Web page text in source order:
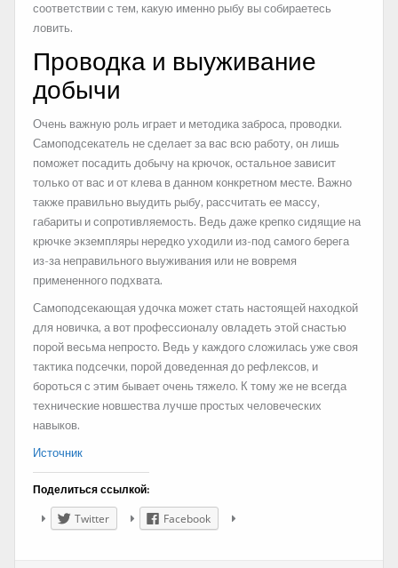
соответствии с тем, какую именно рыбу вы собираетесь
ловить.
Проводка и выуживание
добычи
Очень важную роль играет и методика заброса, проводки.
Самоподсекатель не сделает за вас всю работу, он лишь
поможет посадить добычу на крючок, остальное зависит
только от вас и от клева в данном конкретном месте. Важно
также правильно выудить рыбу, рассчитать ее массу,
габариты и сопротивляемость. Ведь даже крепко сидящие на
крючке экземпляры нередко уходили из-под самого берега
из-за неправильного выуживания или не вовремя
примененного подхвата.
Самоподсекающая удочка может стать настоящей находкой
для новичка, а вот профессионалу овладеть этой снастью
порой весьма непросто. Ведь у каждого сложилась уже своя
тактика подсечки, порой доведенная до рефлексов, и
бороться с этим бывает очень тяжело. К тому же не всегда
технические новшества лучше простых человеческих
навыков.
Источник
Поделиться ссылкой:
Twitter Facebook